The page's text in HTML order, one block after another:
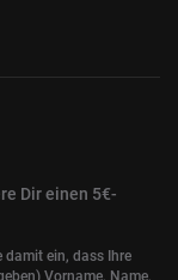
Dir einen 5€-
damit ein, dass Ihre
Vorname, Name,